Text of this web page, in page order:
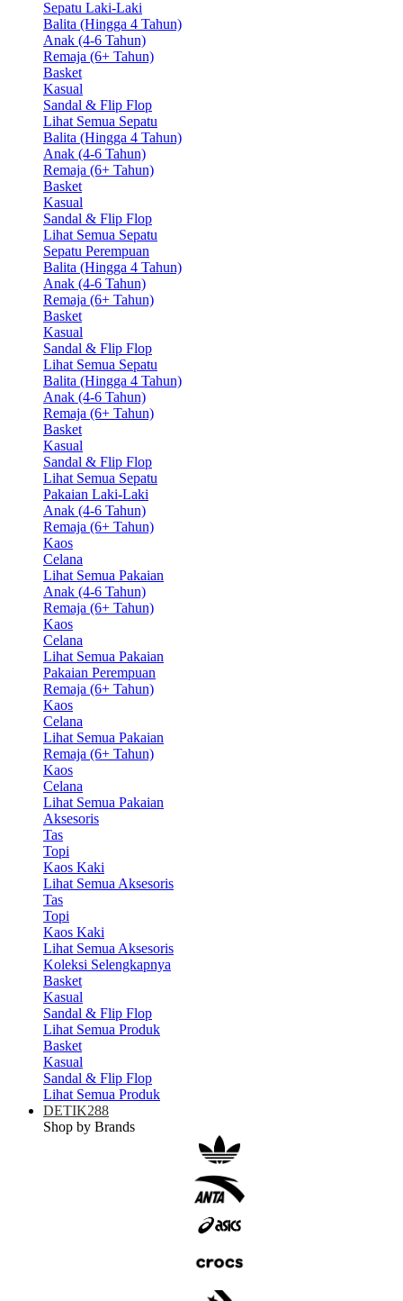
Sepatu Laki-Laki
Balita (Hingga 4 Tahun)
Anak (4-6 Tahun)
Remaja (6+ Tahun)
Basket
Kasual
Sandal & Flip Flop
Lihat Semua Sepatu
Balita (Hingga 4 Tahun)
Anak (4-6 Tahun)
Remaja (6+ Tahun)
Basket
Kasual
Sandal & Flip Flop
Lihat Semua Sepatu
Sepatu Perempuan
Balita (Hingga 4 Tahun)
Anak (4-6 Tahun)
Remaja (6+ Tahun)
Basket
Kasual
Sandal & Flip Flop
Lihat Semua Sepatu
Balita (Hingga 4 Tahun)
Anak (4-6 Tahun)
Remaja (6+ Tahun)
Basket
Kasual
Sandal & Flip Flop
Lihat Semua Sepatu
Pakaian Laki-Laki
Anak (4-6 Tahun)
Remaja (6+ Tahun)
Kaos
Celana
Lihat Semua Pakaian
Anak (4-6 Tahun)
Remaja (6+ Tahun)
Kaos
Celana
Lihat Semua Pakaian
Pakaian Perempuan
Remaja (6+ Tahun)
Kaos
Celana
Lihat Semua Pakaian
Remaja (6+ Tahun)
Kaos
Celana
Lihat Semua Pakaian
Aksesoris
Tas
Topi
Kaos Kaki
Lihat Semua Aksesoris
Tas
Topi
Kaos Kaki
Lihat Semua Aksesoris
Koleksi Selengkapnya
Basket
Kasual
Sandal & Flip Flop
Lihat Semua Produk
Basket
Kasual
Sandal & Flip Flop
Lihat Semua Produk
DETIK288
Shop by Brands